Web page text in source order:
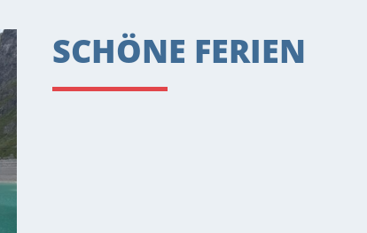
SCHÖNE FERIEN